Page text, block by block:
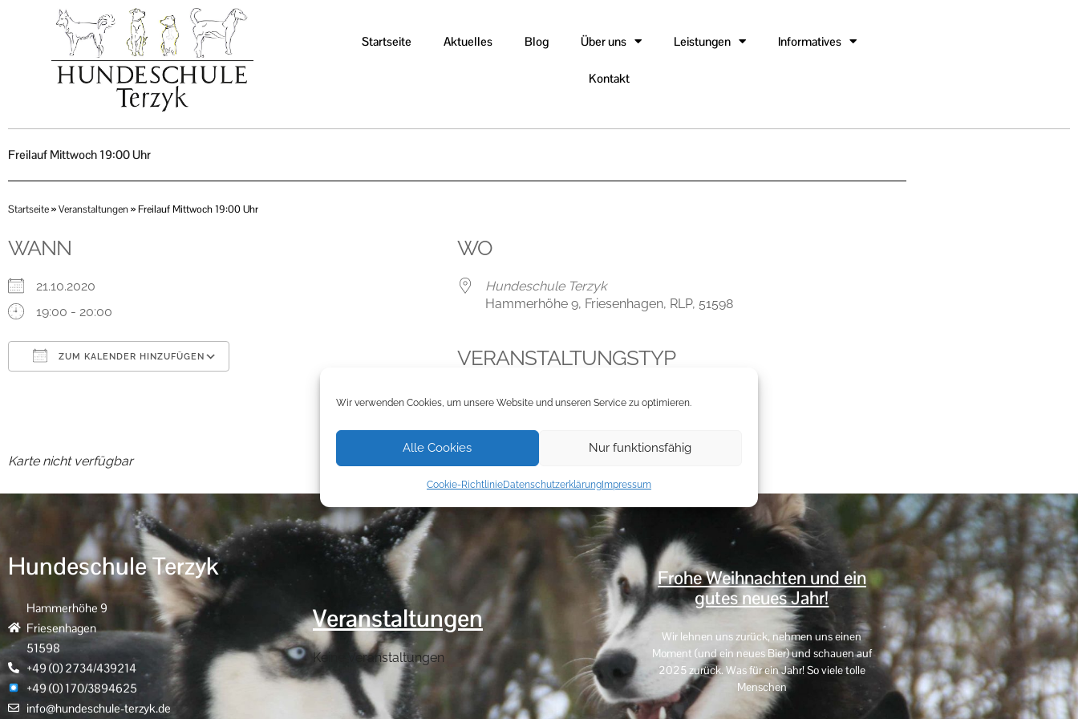
Wir verwenden Cookies, um unsere Website und unseren Service zu optimieren.
Alle Cookies Nur funktionsfähig
Cookie-RichtlinieDatenschutzerklärungImpressum
Startseite Aktuelles Blog Über uns Leistungen Informatives
Kontakt
Freilauf Mittwoch 19:00 Uhr
Startseite»Veranstaltungen»Freilauf Mittwoch 19:00 Uhr
WANN
21.10.2020
19:00 - 20:00
ZUM KALENDER HINZUFÜGEN
WO
Hundeschule Terzyk
Hammerhöhe 9, Friesenhagen, RLP, 51598
VERANSTALTUNGSTYP
Freilauf Hundefreilauf
Karte nicht verfügbar
Hundeschule Terzyk
Hammerhöhe 9
Friesenhagen
51598
+49 (0) 2734/439214
+49 (0) 170/3894625
info@hundeschule-terzyk.de
Veranstaltungen
Keine Veranstaltungen
Frohe Weihnachten und ein
gutes neues Jahr!
Wir lehnen uns zurück, nehmen uns einen
Moment (und ein neues Bier) und schauen auf
2025 zurück. Was für ein Jahr! So viele tolle
Menschen